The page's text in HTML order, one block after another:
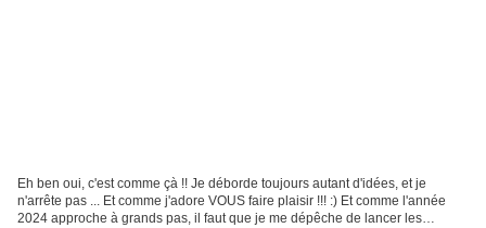
Eh ben oui, c'est comme çà !! Je déborde toujours autant d'idées, et je
n'arrête pas ... Et comme j'adore VOUS faire plaisir !!! :) Et comme l'année
2024 approche à grands pas, il faut que je me dépêche de lancer les